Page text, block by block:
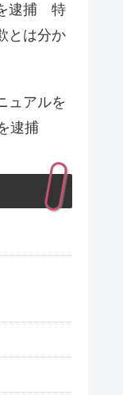
逮捕 特
とは分か
ュアルを
逮捕